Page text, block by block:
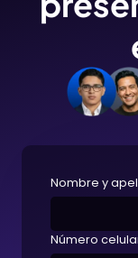
Nombre y
Número